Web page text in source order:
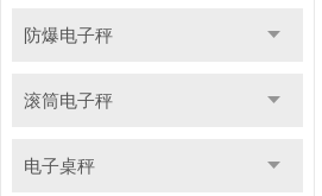
防爆电子秤
滚筒电子秤
电子桌秤